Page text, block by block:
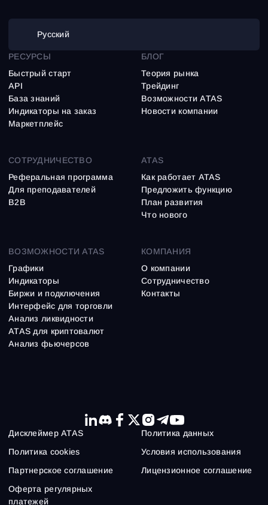
Русский
ВОЗМОЖНОСТИ ATAS
Графики
Индикаторы
Биржи и подключения
Интерфейс для торговли
Анализ ликвидности
ATAS для криптовалют
Анализ фьючерсов
РЕСУРСЫ
Быстрый старт
API
База знаний
Индикаторы на заказ
Маркетплейс
БЛОГ
Теория рынка
Трейдинг
Возможности ATAS
Новости компании
СОТРУДНИЧЕСТВО
Реферальная программа
Для преподавателей
B2B
ATAS
Как работает ATAS
Предложить функцию
План развития
Что нового
КОМПАНИЯ
О компании
Сотрудничество
Контакты
Дисклеймер ATAS
Политика данных
Политика cookies
Условия использования
Партнерское соглашение
Лицензионное соглашение
Оферта регулярных
платежей